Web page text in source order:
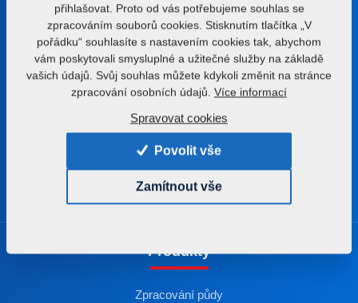
+420 491 450 111
farmet@farmet.cz
Jiřinková 276
552 03 Česká Skalice
Česká republika
Produkty
Zpracování půdy
přihlašovat. Proto od vás potřebujeme souhlas se
zpracováním souborů cookies. Stisknutím tlačítka „V
pořádku“ souhlasíte s nastavením cookies tak, abychom
vám poskytovali smysluplné a užitečné služby na základě
vašich údajů. Svůj souhlas můžete kdykoli změnit na stránce
zpracování osobních údajů. Více informací
Spravovat cookies
Povolit vše
Zamítnout vše